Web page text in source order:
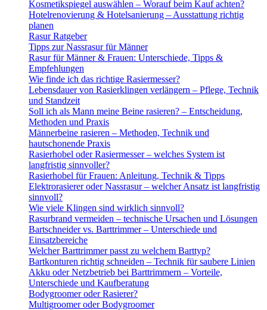
Kosmetikspiegel auswählen – Worauf beim Kauf achten?
Hotelrenovierung & Hotelsanierung – Ausstattung richtig
planen
Rasur Ratgeber
Tipps zur Nassrasur für Männer
Rasur für Männer & Frauen: Unterschiede, Tipps &
Empfehlungen
Wie finde ich das richtige Rasiermesser?
Lebensdauer von Rasierklingen verlängern – Pflege, Technik
und Standzeit
Soll ich als Mann meine Beine rasieren? – Entscheidung,
Methoden und Praxis
Männerbeine rasieren – Methoden, Technik und
hautschonende Praxis
Rasierhobel oder Rasiermesser – welches System ist
langfristig sinnvoller?
Rasierhobel für Frauen: Anleitung, Technik & Tipps
Elektrorasierer oder Nassrasur – welcher Ansatz ist langfristig
sinnvoll?
Wie viele Klingen sind wirklich sinnvoll?
Rasurbrand vermeiden – technische Ursachen und Lösungen
Bartschneider vs. Barttrimmer – Unterschiede und
Einsatzbereiche
Welcher Barttrimmer passt zu welchem Barttyp?
Bartkonturen richtig schneiden – Technik für saubere Linien
Akku oder Netzbetrieb bei Barttrimmern – Vorteile,
Unterschiede und Kaufberatung
Bodygroomer oder Rasierer?
Multigroomer oder Bodygroomer